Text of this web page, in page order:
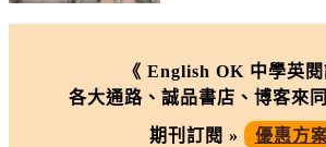
《 English OK 中學英閱
各大通路、誠品書店、博客來
期刊訂閱 » 優惠方